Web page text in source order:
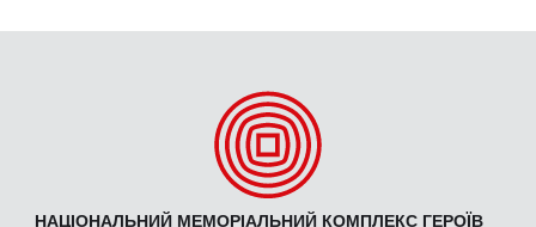
НАЦІОНАЛЬНИЙ МЕМОРІАЛЬНИЙ КОМПЛЕКС ГЕРОЇВ